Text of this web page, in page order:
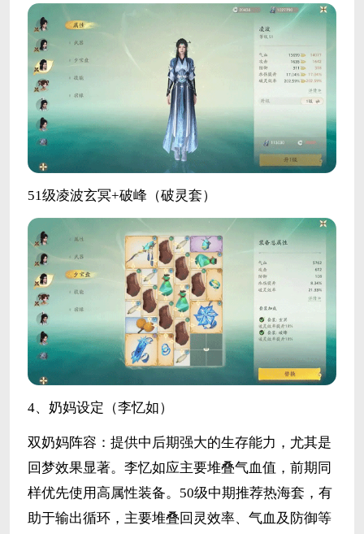
51级凌波玄冥+破峰（破灵套）
4、奶妈设定（李忆如）
双奶妈阵容：提供中后期强大的生存能力，尤其是
回梦效果显著。李忆如应主要堆叠气血值，前期同
样优先使用高属性装备。50级中期推荐热海套，有
助于输出循环，主要堆叠回灵效率、气血及防御等